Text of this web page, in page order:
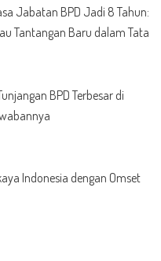
Jabatan BPD Jadi 8 Tahun:
Tantangan Baru dalam Tata
BPD Terbesar di
Indonesia dengan Omset